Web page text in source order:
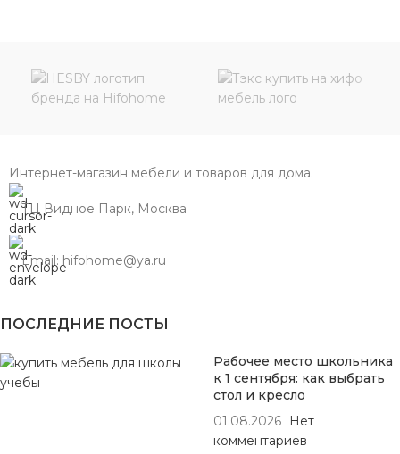
Интернет-магазин мебели и товаров для дома.
ТЦ Видное Парк, Москва
Email: hifohome@ya.ru
ПОСЛЕДНИЕ ПОСТЫ
Рабочее место школьника
к 1 сентября: как выбрать
стол и кресло
01.08.2026
Нет
комментариев